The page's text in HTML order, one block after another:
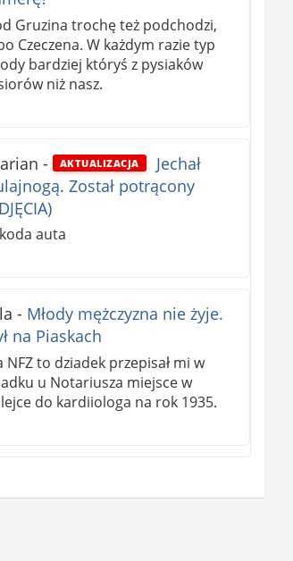
Gruzina trochę też podchodzi,
Czeczena. W każdym razie typ
bardziej któryś z pysiaków
niż nasz.
- AKTUALIZACJA
Jechał
Został potrącony
auta
- Młody mężczyzna nie żyje.
na Piaskach
NFZ to dziadek przepisał mi w
u Notariusza miejsce w
do kardiiologa na rok 1935.